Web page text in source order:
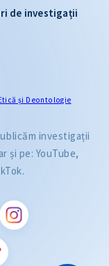
de investigații
și Deontologie
investigații
și pe: YouTube,